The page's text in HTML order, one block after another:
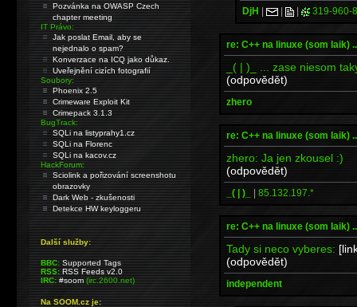
DjH | | | 319-960-
re: C++ na linuxe (som laik)
_( | )_ ... zase niesom
(odpovědět)
zhero
re: C++ na linuxe (som laik)
zhero: Ja jen zkousel :)
(odpovědět)
_( | )_ | 85.132.197.*
re: C++ na linuxe (som laik)
Tady si neco vyberes:
(odpovědět)
independent
Pozvánka na OWASP Czech
chapter meeting
IT Právo:
Jak poslat Email, aby se
nejednalo o spam?
Konverzace na ICQ jako důkaz.
Uveřejnění cizích fotografií
Soubory:
Phoenix 2.5
Crimeware Exploit Kit
Crimepack 3.1.3
BugTrack:
SQLi na listyprahy1.cz
SQLi na Florenc
SQLi na kacov.cz
HackForum:
Sciolink a pořizování screenshotu
obrazovky
Dark Web - zkušenosti
Detekce HW keyloggeru
Další služby:
BBC: Supported Tags
RSS: RSS Feeds v2.0
IRC: #soom(irc.2600.net)
Na SOOM.cz je: